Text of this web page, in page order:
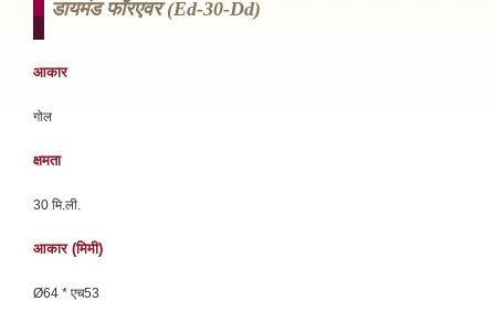
डायमंड फॉरएवर (ed-30-Dd)
आकार
गोल
क्षमता
30 मि.ली.
आकार (मिमी)
Ø64 * एच53